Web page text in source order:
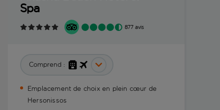
Spa
877 avis
Comprend :
Emplacement de choix en plein cœur de
Hersonissos